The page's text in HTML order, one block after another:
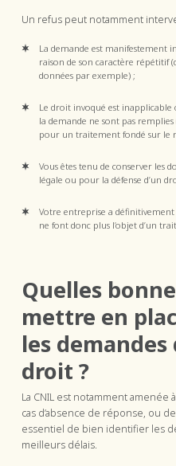
Un refus peut notamment
La demande est manifestement
raison de son caractère répétitif
données par exemple) ;
Le droit invoqué est
la demande ne sont pas
pour un traitement fondé sur le
Vous êtes tenu de conserver les
légale ou pour la défense d’un
Votre entreprise a définitivement
ne font donc plus l’objet d’un
Quelles
mettre en
les demandes
droit ?
La CNIL est notamment
cas d’absence de réponse, ou
essentiel de bien identifier les
meilleurs délais.